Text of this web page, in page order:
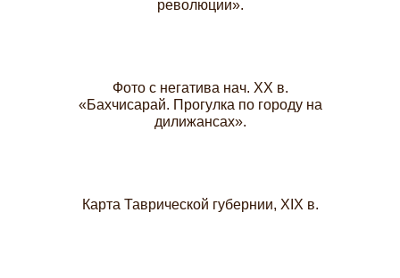
революции».
Фото с негатива нач. XX в.
«Бахчисарай. Прогулка по городу на
дилижансах».
Карта Таврической губернии, XIX в.